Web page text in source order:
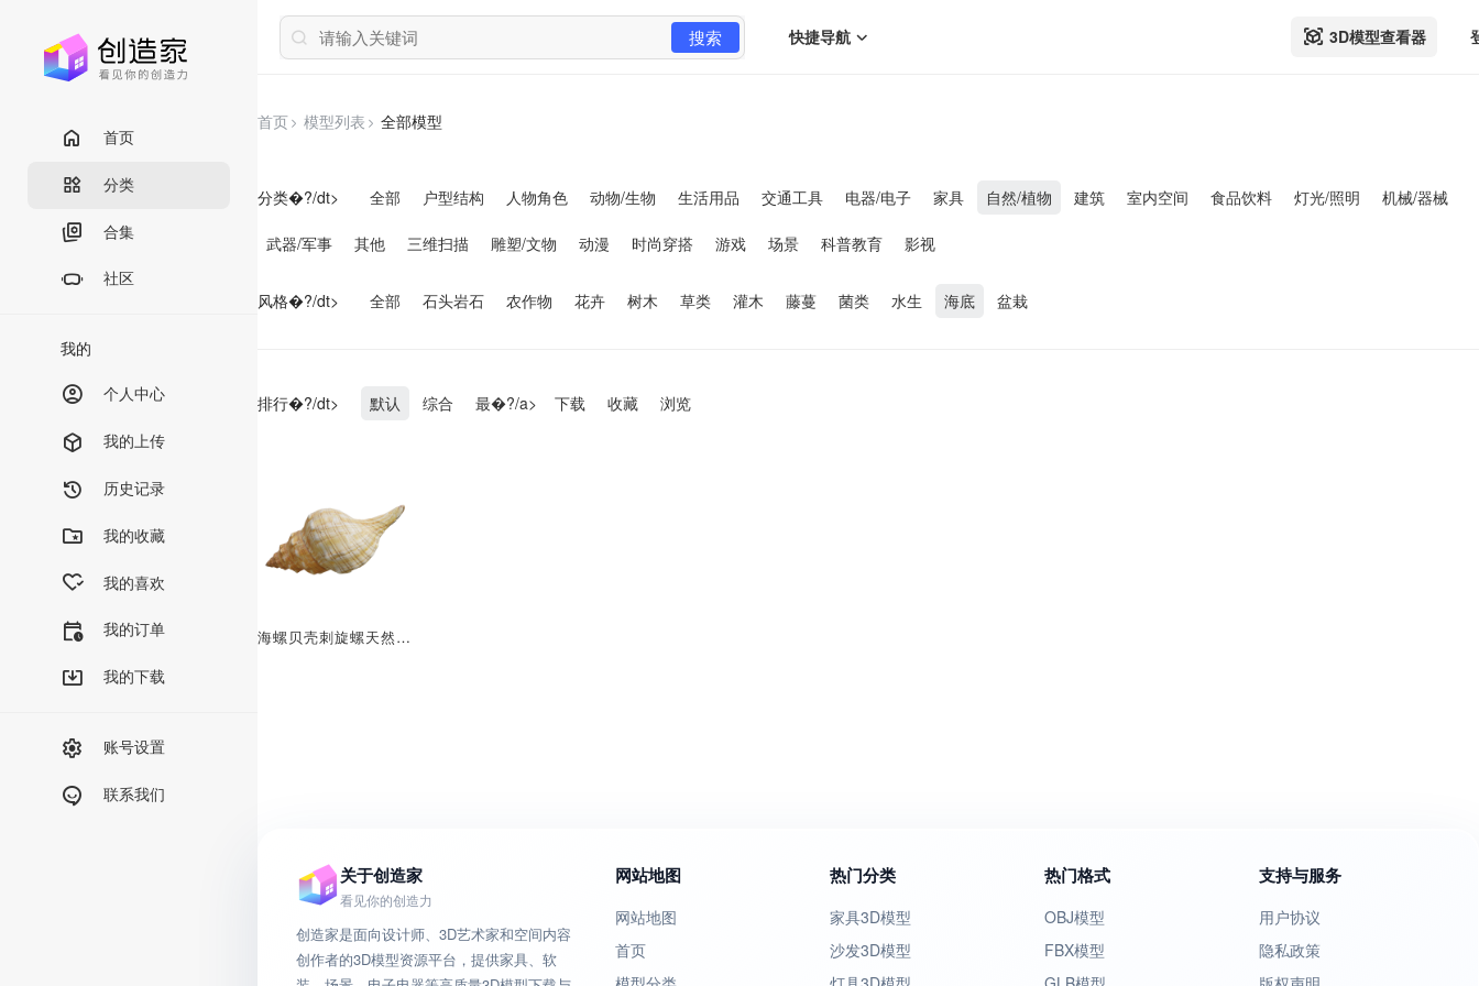
搜索 快捷导航 3D模型查看器
首页
分类
合集
社区
我的
个人中心
我的上传
历史记录
我的收藏
我的喜欢
我的订单
我的下载
账号设置
联系我们
首页 模型列表 全部模型
分类�?/dt> 全部 户型结构 人物角色 动物/生物 生活用品 交通工具 电器/电子 家具 自然/植物 建筑 室内空间 食品饮料 灯光/照明 机械/器械
武器/军事 其他 三维扫描 雕塑/文物 动漫 时尚穿搭 游戏 场景 科普教育 影视
风格�?/dt> 全部 石头岩石 农作物 花卉 树木 草类 灌木 藤蔓 菌类 水生 海底 盆栽
排行�?/dt> 默认 综合 最�?/a> 下载 收藏 浏览
海螺贝壳刺旋螺天然小海螺鱼缸水族装饰角香螺造景
关于创造家
看见你的创造力
创造家是面向设计师、3D艺术家和空间内容
创作者的3D模型资源平台，提供家具、软
网站地图
网站地图
首页
热门分类
家具3D模型
沙发3D模型
热门格式
OBJ模型
FBX模型
支持与服务
用户协议
隐私政策